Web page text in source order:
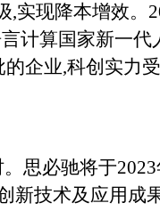
,实现降本增效。
计算国家新一代
企业,科创实力
思必驰将于
新技术及应用成